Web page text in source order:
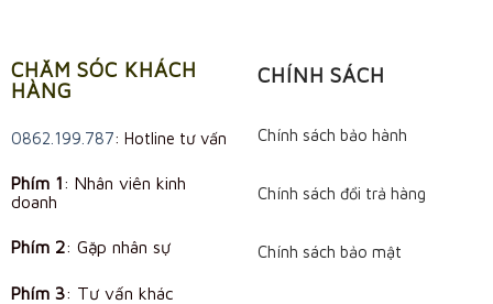
CHĂM SÓC KHÁCH
HÀNG
0862.199.787: Hotline tư vấn
Phím 1: Nhân viên kinh
doanh
Phím 2: Gặp nhân sự
Phím 3: Tư vấn khác
CHÍNH SÁCH
Chính sách bảo hành
Chính sách đổi trả hàng
Chính sách bảo mật